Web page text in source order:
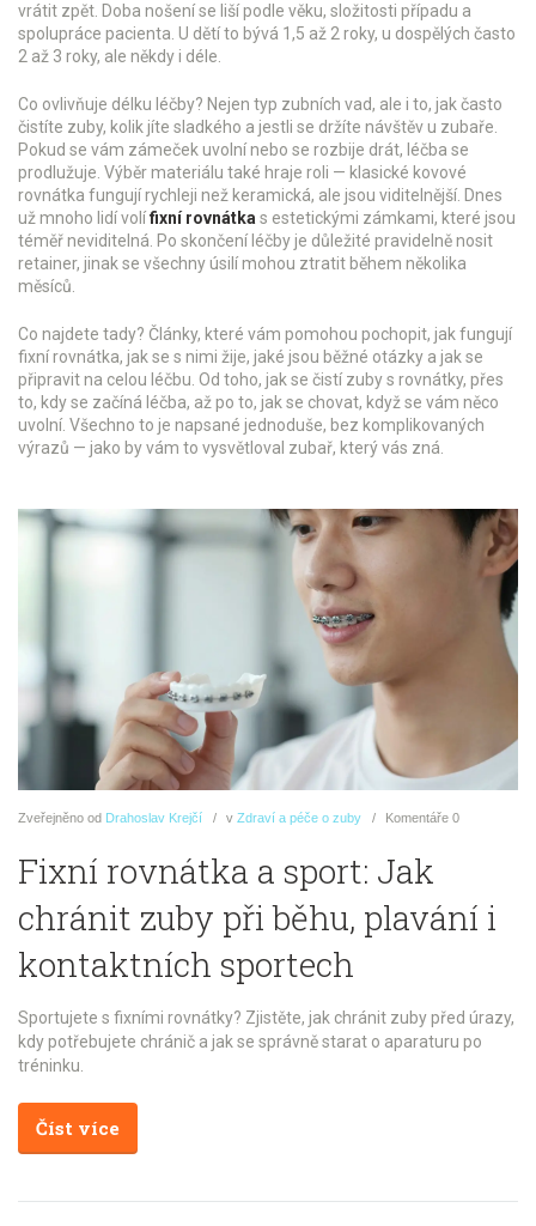
vrátit zpět. Doba nošení se liší podle věku, složitosti případu a
spolupráce pacienta. U dětí to bývá 1,5 až 2 roky, u dospělých často
2 až 3 roky, ale někdy i déle.
Co ovlivňuje délku léčby? Nejen typ zubních vad, ale i to, jak často
čistíte zuby, kolik jíte sladkého a jestli se držíte návštěv u zubaře.
Pokud se vám zámeček uvolní nebo se rozbije drát, léčba se
prodlužuje. Výběr materiálu také hraje roli — klasické kovové
rovnátka fungují rychleji než keramická, ale jsou viditelnější. Dnes
už mnoho lidí volífixní rovnátka s estetickými zámkami, které jsou
téměř neviditelná. Po skončení léčby je důležité pravidelně nosit
retainer, jinak se všechny úsilí mohou ztratit během několika
měsíců.
Co najdete tady? Články, které vám pomohou pochopit, jak fungují
fixní rovnátka, jak se s nimi žije, jaké jsou běžné otázky a jak se
připravit na celou léčbu. Od toho, jak se čistí zuby s rovnátky, přes
to, kdy se začíná léčba, až po to, jak se chovat, když se vám něco
uvolní. Všechno to je napsané jednoduše, bez komplikovaných
výrazů — jako by vám to vysvětloval zubař, který vás zná.
Zveřejněno od Drahoslav Krejčí v Zdraví a péče o zuby Komentáře 0
Fixní rovnátka a sport: Jak
chránit zuby při běhu, plavání i
kontaktních sportech
Sportujete s fixními rovnátky? Zjistěte, jak chránit zuby před úrazy,
kdy potřebujete chránič a jak se správně starat o aparaturu po
tréninku.
Číst více